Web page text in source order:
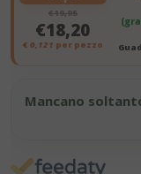
€19,95
€18,20
€ 0,121 per pezzo
Mancano